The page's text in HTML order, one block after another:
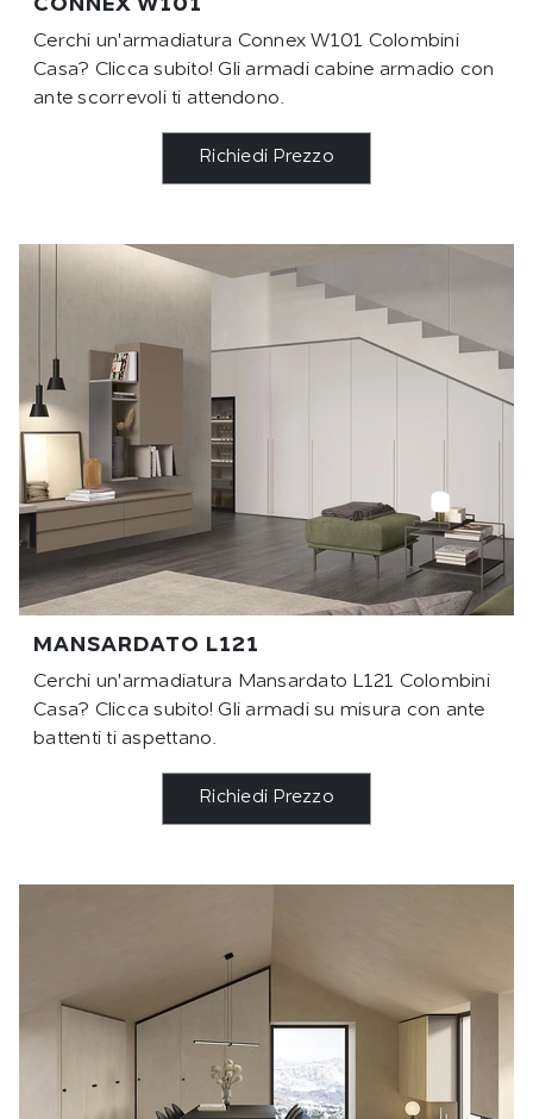
CONNEX W101
Cerchi un'armadiatura Connex W101 Colombini
Casa? Clicca subito! Gli armadi cabine armadio con
ante scorrevoli ti attendono.
Richiedi Prezzo
MANSARDATO L121
Cerchi un'armadiatura Mansardato L121 Colombini
Casa? Clicca subito! Gli armadi su misura con ante
battenti ti aspettano.
Richiedi Prezzo